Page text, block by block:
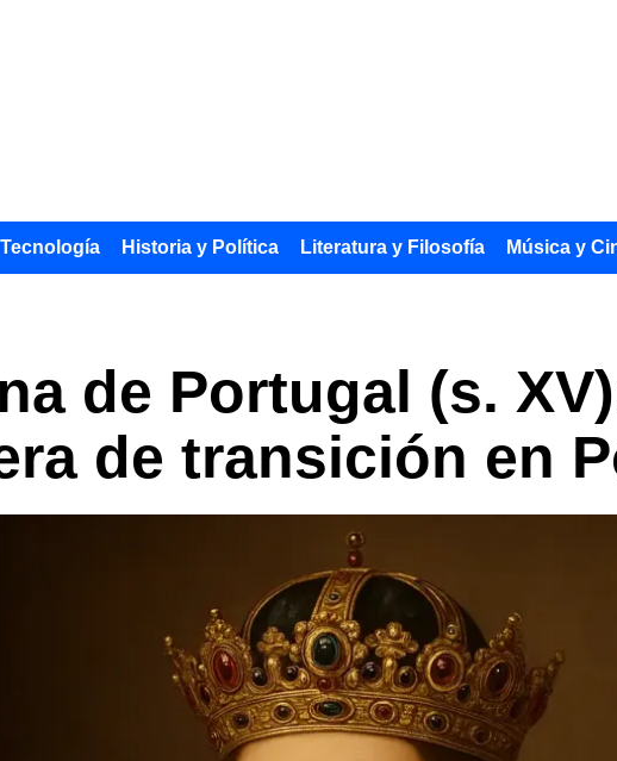
Historia y Política Literatura y Filosofía Música y
de Portugal (s.
de transición en